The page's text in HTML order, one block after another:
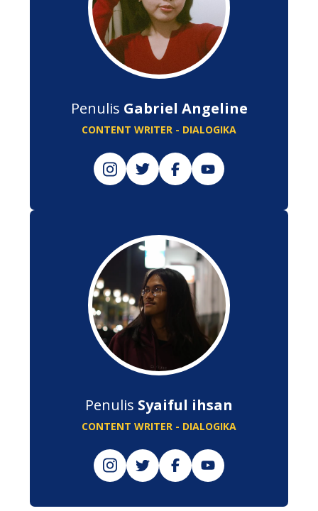
Penulis Gabriel Angeline
CONTENT WRITER - DIALOGIKA
Penulis Syaiful ihsan
CONTENT WRITER - DIALOGIKA